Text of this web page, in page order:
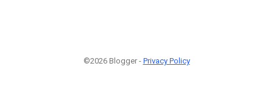
©2026 Blogger - Privacy Policy